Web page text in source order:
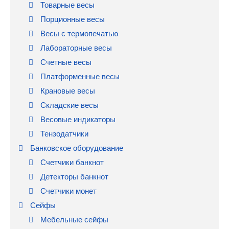
Товарные весы
Порционные весы
Весы с термопечатью
Лабораторные весы
Счетные весы
Платформенные весы
Крановые весы
Складские весы
Весовые индикаторы
Тензодатчики
Банковское оборудование
Счетчики банкнот
Детекторы банкнот
Счетчики монет
Сейфы
Мебельные сейфы